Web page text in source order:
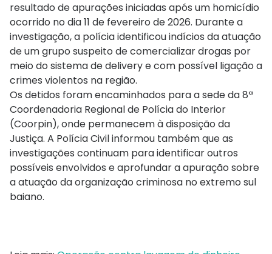
resultado de apurações iniciadas após um homicídio
ocorrido no dia 11 de fevereiro de 2026. Durante a
investigação, a polícia identificou indícios da atuação
de um grupo suspeito de comercializar drogas por
meio do sistema de delivery e com possível ligação a
crimes violentos na região.
Os detidos foram encaminhados para a sede da 8ª
Coordenadoria Regional de Polícia do Interior
(Coorpin), onde permanecem à disposição da
Justiça. A Polícia Civil informou também que as
investigações continuam para identificar outros
possíveis envolvidos e aprofundar a apuração sobre
a atuação da organização criminosa no extremo sul
baiano.